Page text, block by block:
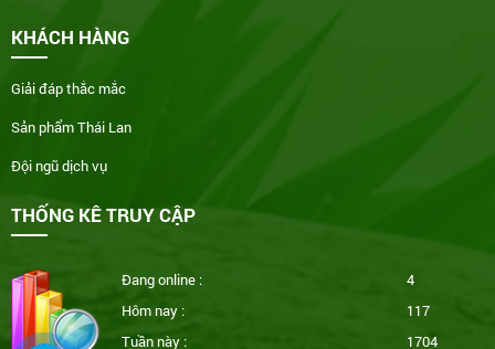
KHÁCH HÀNG
Giải đáp thắc mắc
Sản phẩm Thái Lan
Đội ngũ dịch vụ
THỐNG KÊ TRUY CẬP
Đang online :
4
Hôm nay :
117
Tuần này :
1704